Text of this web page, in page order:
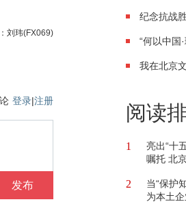
刘玮(FX069)
登录|注册
发布
纪念抗战
“何以中国
我在北京
阅读
1
亮出“十
嘱托 北
2
当“保护
为本土